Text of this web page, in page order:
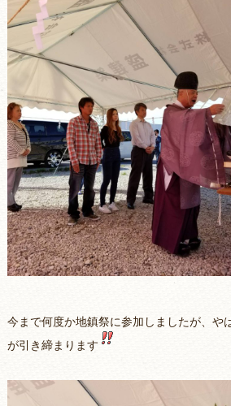
今まで何度か地鎮祭に参加しましたが、や
が引き締まります